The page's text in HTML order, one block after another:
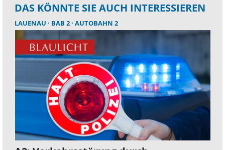
DAS KÖNNTE SIE AUCH INTERESSIEREN
LAUENAU BAB 2 AUTOBAHN 2